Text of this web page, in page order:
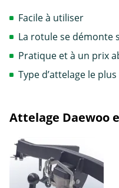
Facile à utiliser
La rotule se démonte
Pratique et à un prix
Type d’attelage le
Attelage Daewoo